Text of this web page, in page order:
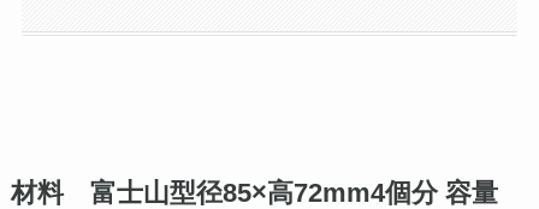
材料 富士山型径85×高72mm4個分 容量